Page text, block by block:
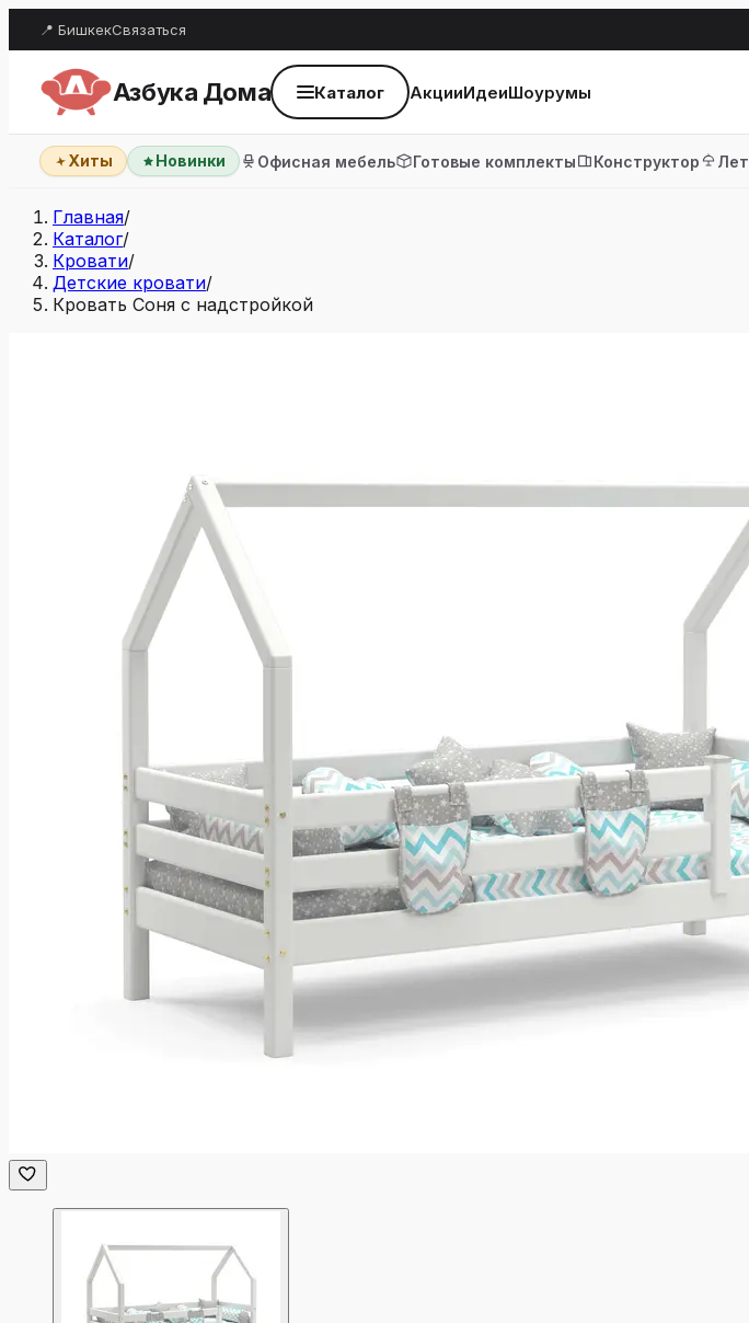
📍 БишкекСвязаться
Азбука Дома Каталог АкцииИдеиШоурумы
Хиты Новинки Офисная мебель Готовые комплекты Конструктор
Главная/
Каталог/
Кровати/
Детские кровати/
Кровать Соня с надстройкой